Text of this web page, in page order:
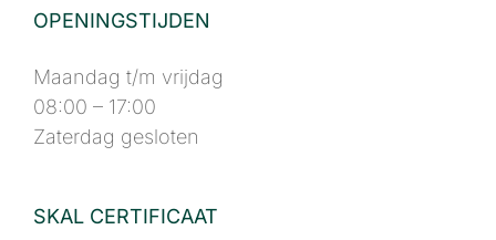
OPENINGSTIJDEN
Maandag t/m vrijdag
08:00 – 17:00
Zaterdag gesloten
SKAL CERTIFICAAT